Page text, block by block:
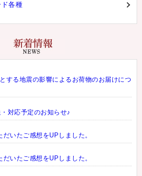
各種
する地震の影響によるお荷物のお届けにつ
対応予定のお知らせ♪
だいたご感想をUPしました。
だいたご感想をUPしました。